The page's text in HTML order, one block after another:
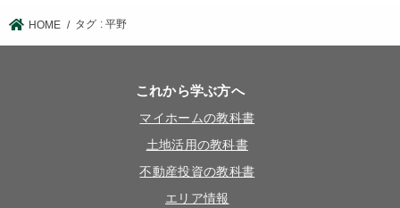
HOME タグ : 平野
これから学ぶ方へ
マイホームの教科書
土地活用の教科書
不動産投資の教科書
エリア情報